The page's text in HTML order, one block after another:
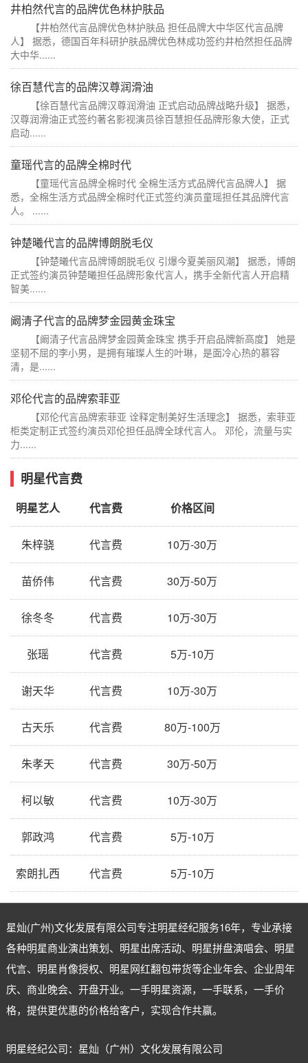
井柏然代言的品牌优色林护肤品
【井柏然代言品牌优色林护肤品 担任品牌大中华区代言品牌
人】 据悉，德国百年科研护肤品牌优色林成功签约井柏然担任品牌
大中华......
徐百慧代言的品牌汉尊润滑油
【徐百慧代言品牌汉尊润滑油 正式启动品牌战略升级】 据悉，
汉尊润滑油正式签约著名影视演员徐百慧担任品牌形象大使，正式
启动......
童瑶代言的品牌全棉时代
【童瑶代言品牌全棉时代 全棉生活方式品牌代言品牌人】 据
悉，全棉生活方式品牌全棉时代正式签约演员童瑶担任其品牌代言
人。 ......
钟楚曦代言的品牌博朗脱毛仪
【钟楚曦代言品牌博朗脱毛仪 引爆今夏美丽风潮】 据悉，博朗
正式签约演员钟楚曦担任品牌形象代言人，携手全新代言人开启精
智美......
阚清子代言的品牌梦金园黄金珠宝
【阚清子代言品牌梦金园黄金珠宝 携手开启品牌新高度】 她是
坚韧不屈的李小男，是拥有璀璨人生的叶琳，是面冷心热的慕容
清，是......
邓伦代言的品牌索菲亚
【邓伦代言品牌索菲亚 诠释定制美好生活理念】 据悉，索菲亚
柜类定制正式签约演员邓伦担任品牌全球代言人。 邓伦，流量与实
力......
明星代言费
明星艺人 代言费 价格区间
朱梓骁 代言费 10万-30万
苗侨伟 代言费 30万-50万
徐冬冬 代言费 10万-30万
张瑶 代言费 5万-10万
谢天华 代言费 10万-30万
古天乐 代言费 80万-100万
朱孝天 代言费 30万-50万
柯以敏 代言费 10万-30万
郭政鸿 代言费 5万-10万
索朗扎西 代言费 5万-10万
星灿(广州)文化发展有限公司专注明星经纪服务16年，专业承接
各种明星商业演出策划、明星出席活动、明星拼盘演唱会、明星
代言、明星肖像授权、明星网红翻包带货等企业年会、企业周年
庆、商业晚会、开盘开业。一手明星资源，一手联系，一手价
格，提供更优惠的价格给客户，实现合作共赢。
明星经纪公司：星灿（广州）文化发展有限公司